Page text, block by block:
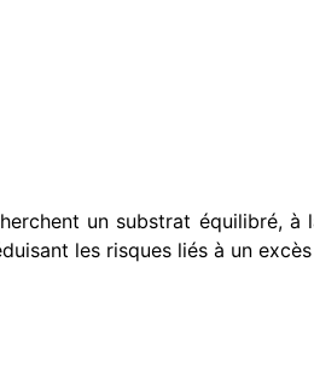
un substrat équilibré, à
les risques liés à un excès